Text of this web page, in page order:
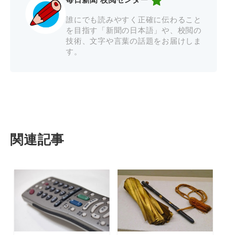
誰にでも読みやすく正確に伝わること
を目指す「新聞の日本語」や、校閲の
技術、文字や言葉の話題をお届けしま
す。
関連記事